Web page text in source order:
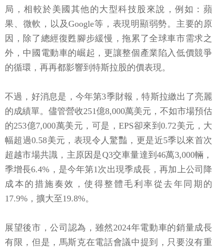
局，相較於美國其他的大型科技股來說，例如：蘋
果、微軟，以及Google等，表現明顯弱勢。主要的原
因，除了總經復甦腳步緩慢，拖累了全球車市需求之
外，中國電動車的崛起，更讓整個產業陷入低價競爭
的循環，再再都影響到特斯拉股的價表現。
不過，好消息是，今年第3季財報，特斯拉繳出了亮麗
的成績單。儘管營收251億8,000萬美元，不如市場預估
的253億7,000萬美元，可是，EPS卻來到0.72美元，大
幅超過0.58美元，表現令人驚豔，更是近5季以來首次
超越市場共識，主原因是Q3交車量達到46萬3,000輛，
季增長6.4%，是今年第1次出現季成長，再加上公司降
成本的措施奏效，使得整體毛利率從去年同期的
17.9%，擴大至19.8%。
展望後市，公司認為，雖然2024年電動車的銷量成長
有限，但是，馬斯克在電話會議中提到，只要沒有重